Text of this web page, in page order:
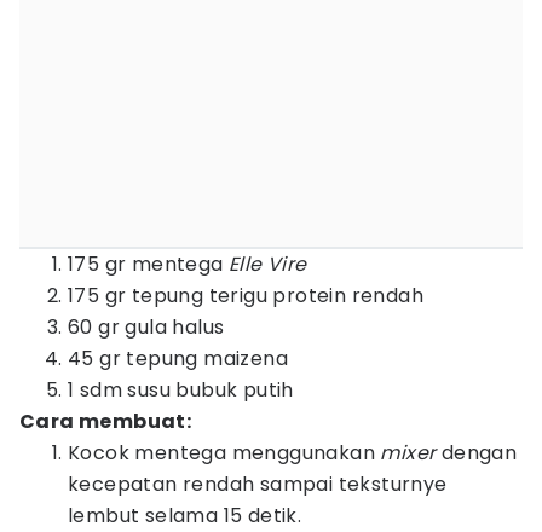
175 gr mentega Elle Vire
175 gr tepung terigu protein rendah
60 gr gula halus
45 gr tepung maizena
1 sdm susu bubuk putih
Cara membuat:
Kocok mentega menggunakan mixerdengan
kecepatan rendah sampai teksturnye
lembut selama 15 detik.